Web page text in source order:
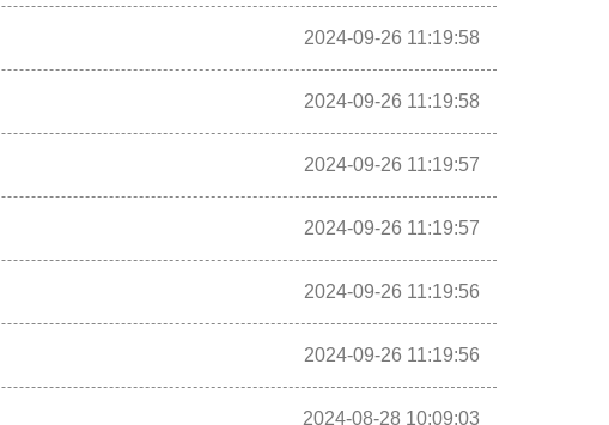
2024-09-26 11:19:58
2024-09-26 11:19:58
2024-09-26 11:19:57
2024-09-26 11:19:57
2024-09-26 11:19:56
2024-09-26 11:19:56
2024-08-28 10:09:03